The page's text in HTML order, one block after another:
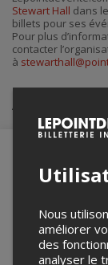
Stewart Hall dans
billets pour ses
Pour plus
contacter
à
Achat de
Nous
améliorer
des
analyser le